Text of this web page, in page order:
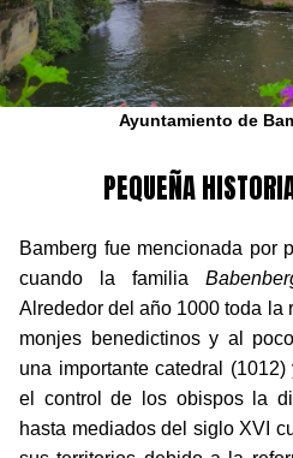
Ayuntamiento de
PEQUEÑA
Bamberg fue mencionada por
cuando la familia
Alrededor del año 1000 toda la
monjes benedictinos y al
una importante catedral
el control de los obispos la
hasta mediados del siglo XVI